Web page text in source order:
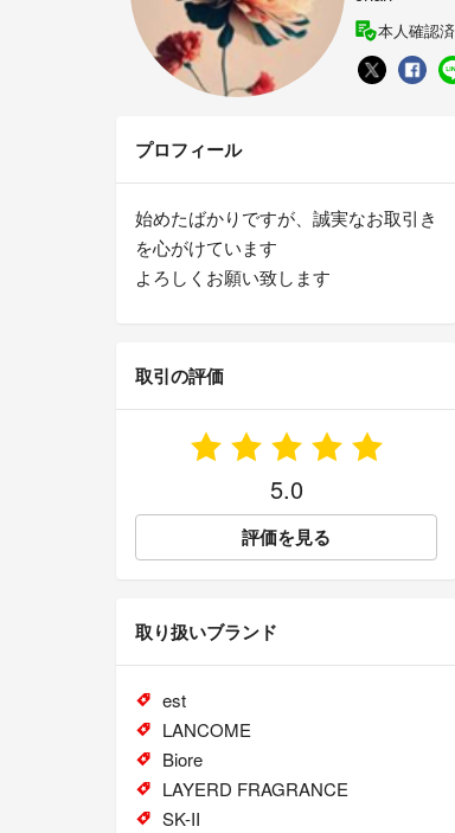
本人確認済
プロフィール
始めたばかりですが、誠実なお取引き
を心がけています
よろしくお願い致します
取引の評価
5.0
評価を見る
取り扱いブランド
est
LANCOME
Biore
LAYERD FRAGRANCE
SK-II